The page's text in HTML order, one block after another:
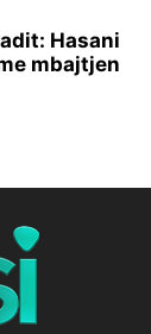
Hasani
mbajtjen